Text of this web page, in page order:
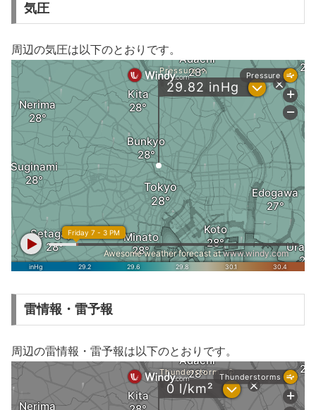
気圧
周辺の気圧は以下のとおりです。
雷情報・雷予報
周辺の雷情報・雷予報は以下のとおりです。